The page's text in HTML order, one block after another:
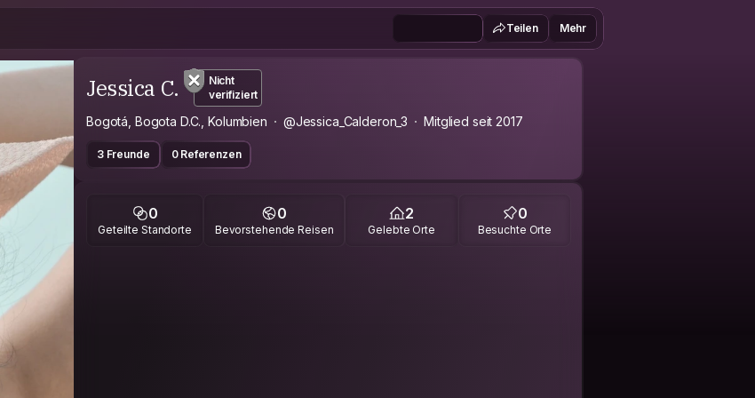
Teilen Mehr
Jessica C.
Nicht
verifiziert
Bogotá, Bogota D.C., Kolumbien @Jessica_Calderon_3 Mitglied seit 2017
3 Freunde 0 Referenzen
0
Geteilte Standorte
0
Bevorstehende Reisen
2
Gelebte Orte
0
Besuchte Orte